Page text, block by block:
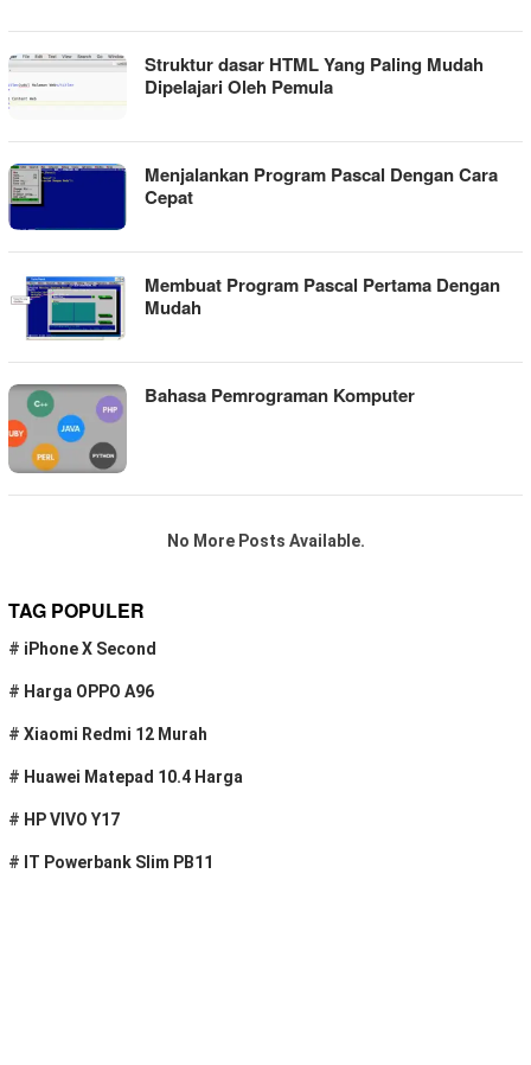
Struktur dasar HTML Yang Paling Mudah
Dipelajari Oleh Pemula
Menjalankan Program Pascal Dengan Cara
Cepat
Membuat Program Pascal Pertama Dengan
Mudah
Bahasa Pemrograman Komputer
No More Posts Available.
TAG POPULER
# iPhone X Second
# Harga OPPO A96
# Xiaomi Redmi 12 Murah
# Huawei Matepad 10.4 Harga
# HP VIVO Y17
# IT Powerbank Slim PB11